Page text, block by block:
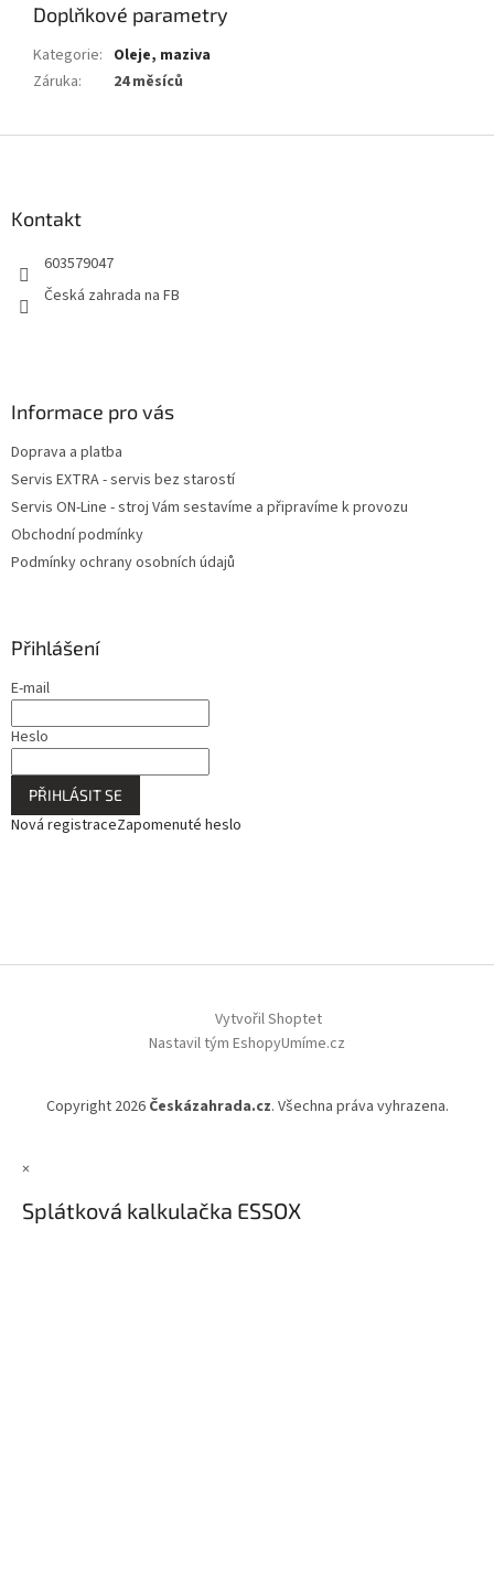
Doplňkové parametry
Kategorie: Oleje, maziva
Záruka: 24 měsíců
Kontakt
603579047
Česká zahrada na FB
Informace pro vás
Doprava a platba
Servis EXTRA - servis bez starostí
Servis ON-Line - stroj Vám sestavíme a připravíme k provozu
Obchodní podmínky
Podmínky ochrany osobních údajů
Přihlášení
E-mail
Heslo
PŘIHLÁSIT SE
Nová registraceZapomenuté heslo
Vytvořil Shoptet
Nastavil tým EshopyUmíme.cz
Copyright 2026 Českázahrada.cz. Všechna práva vyhrazena.
×
Splátková kalkulačka ESSOX